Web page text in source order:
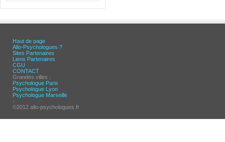
Haut de page
Allo-Psychologues ?
Sites Partenaires
Liens Partenaires
CGU
CONTACT
Grandes villes :
Psychologue Paris
Psychologue Lyon
Psychologue Marseille
-
©2012 allo-psychologues.fr